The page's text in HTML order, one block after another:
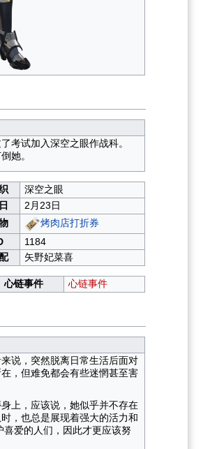
考试加入深空之眼作战科。
她。
深空之眼
2月23日
烤肉店打折券
1184
矢野妃菜喜
心链事件 心链事件
说，突然脱离日常生活后面对
，但难免都会有些迷惘甚至害
上，应该说，她似乎并不存在
，也总是展现着强大的活力和
爱的人们，因此才更应该努